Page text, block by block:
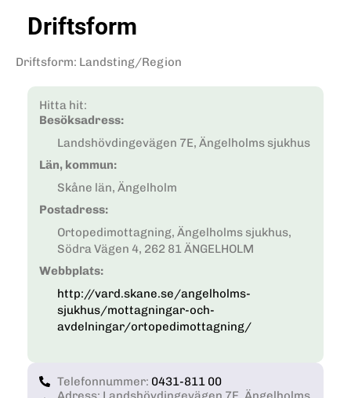
Driftsform
Driftsform: Landsting/Region
Hitta hit:
Besöksadress:
Landshövdingevägen 7E, Ängelholms sjukhus
Län, kommun:
Skåne län, Ängelholm
Postadress:
Ortopedimottagning, Ängelholms sjukhus,
Södra Vägen 4, 262 81 ÄNGELHOLM
Webbplats:
http://vard.skane.se/angelholms-
sjukhus/mottagningar-och-
avdelningar/ortopedimottagning/
Telefonnummer: 0431-811 00